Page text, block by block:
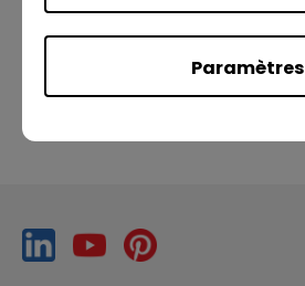
Paramètres
Précédent Suivant